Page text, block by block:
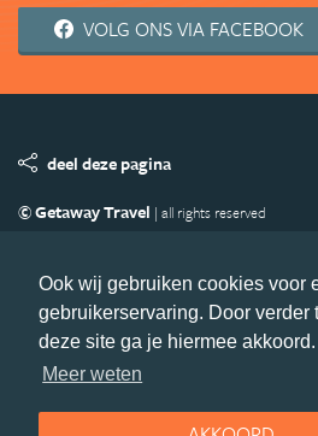
Ook wij gebruiken cookies voor
gebruikerservaring. Door verder
deze site ga je hiermee akkoord.
Meer weten
VOLG ONS VIA FACEBOOK
deel deze pagina
© Getaway Travel | all rights reserved
Copyright
Privacy statement
Volg Amerika.nl
Nieuwsbrief
Facebook